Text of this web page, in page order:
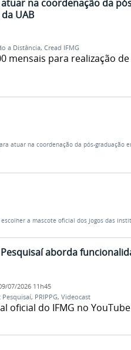
na coordenação da
UAB
a Distância, Cread IFMG
mensais para realização
atuar na coordenação da pós-graduação
a mascote oficial dos Jogos das
aborda
07/2026 11h45
Pesquisaí, PRIPPG, Videocast
oficial do IFMG no YouTube